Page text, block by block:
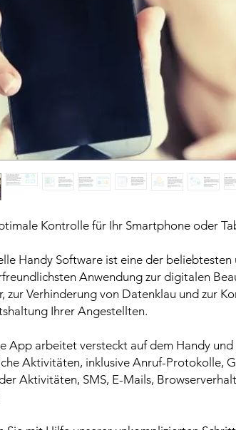
Kontrolle für Ihr Smartphone oder
Handy Software ist eine der beliebtesten
Anwendung zur digitalen
zur Verhinderung von Datenklau und zur
Ihrer Angestellten.
App arbeitet versteckt auf dem Handy
Aktivitäten, inklusive Anruf-Protokolle,
Aktivitäten, SMS, E-Mails,